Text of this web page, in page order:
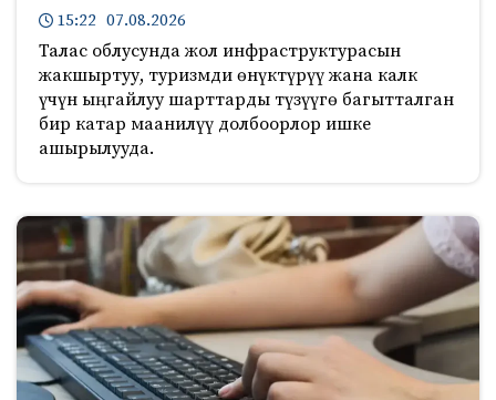
15:22 07.08.2026
Талас облусунда жол инфраструктурасын
жакшыртуу, туризмди өнүктүрүү жана калк
үчүн ыңгайлуу шарттарды түзүүгө багытталган
бир катар маанилүү долбоорлор ишке
ашырылууда.